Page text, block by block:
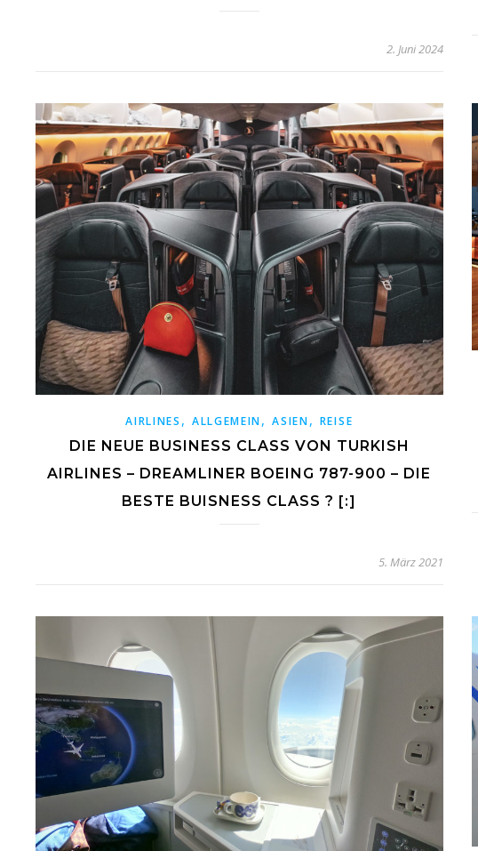
2. Juni 2024
AIRLINES , ALLGEMEIN,ASIEN, REISE
DIE NEUE BUSINESS CLASS VON TURKISH
AIRLINES – DREAMLINER BOEING 787-900 – DIE
BESTE BUISNESS CLASS ? [:]
5. März 2021